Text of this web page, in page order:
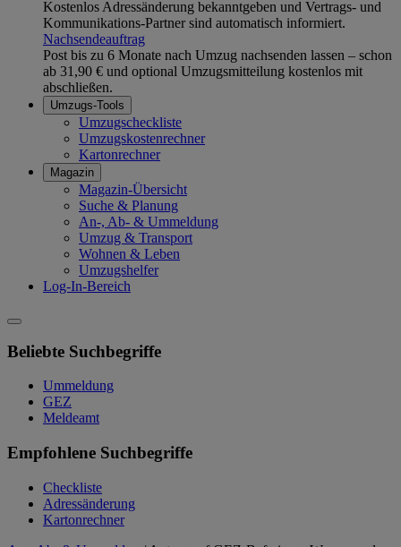
Kostenlos Adressänderung bekanntgeben und Vertrags- und
Kommunikations-Partner sind automatisch informiert.
Nachsendeauftrag
Post bis zu 6 Monate nach Umzug nachsenden lassen – schon
ab 31,90 € und optional Umzugsmitteilung kostenlos mit
abschließen.
Umzugs-Tools
Umzugscheckliste
Umzugskostenrechner
Kartonrechner
Magazin
Magazin-Übersicht
Suche & Planung
An-, Ab- & Ummeldung
Umzug & Transport
Wohnen & Leben
Umzugshelfer
Log-In-Bereich
Beliebte Suchbegriffe
Ummeldung
GEZ
Meldeamt
Empfohlene Suchbegriffe
Checkliste
Adressänderung
Kartonrechner